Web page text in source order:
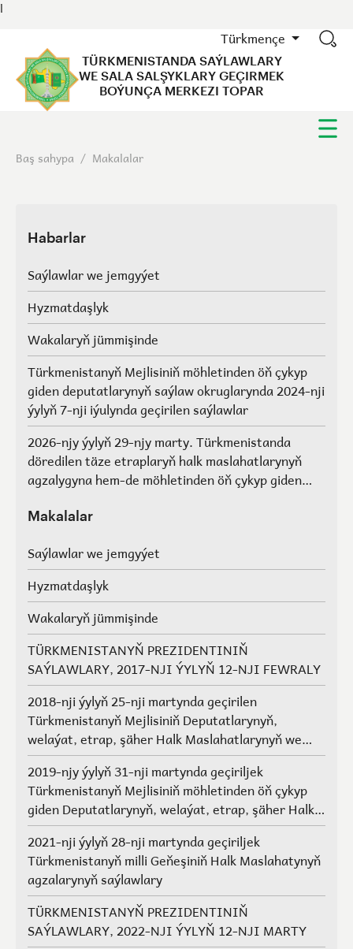
l
Türkmençe
TÜRKMENISTANDA SAÝLAWLARY
WE SALA SALŞYKLARY GEÇIRMEK
BOÝUNÇA MERKEZI TOPAR
Baş sahypa / Makalalar
Habarlar
Saýlawlar we jemgyýet
Hyzmatdaşlyk
Wakalaryň jümmişinde
Türkmenistanyň Mejlisiniň möhletinden öň çykyp
giden deputatlarynyň saýlaw okruglarynda 2024-nji
ýylyň 7-nji iýulynda geçirilen saýlawlar
2026-njy ýylyň 29-njy marty. Türkmenistanda
döredilen täze etraplaryň halk maslahatlarynyň
agzalygyna hem-de möhletinden öň çykyp giden
maslahatlarynyň we Geňeşleriň agzalarynyň ýerine
Makalalar
Saýlawlar we jemgyýet
Hyzmatdaşlyk
Wakalaryň jümmişinde
TÜRKMENISTANYŇ PREZIDENTINIŇ
SAÝLAWLARY, 2017-NJI ÝYLYŇ 12-NJI FEWRALY
2018-nji ýylyň 25-nji martynda geçirilen
Türkmenistanyň Mejlisiniň Deputatlarynyň,
welaýat, etrap, şäher Halk Maslahatlarynyň we
Geňeşleriň agzalarynyň saýlawlary.
2019-njy ýylyň 31-nji martynda geçiriljek
Türkmenistanyň Mejlisiniň möhletinden öň çykyp
giden Deputatlarynyň, welaýat, etrap, şäher Halk
Maslahatlarynyň we Geňeşleriň agzalarynyň ýerine
saýlawlar
2021-nji ýylyň 28-nji martynda geçiriljek
Türkmenistanyň milli Geňeşiniň Halk Maslahatynyň
agzalarynyň saýlawlary
TÜRKMENISTANYŇ PREZIDENTINIŇ
SAÝLAWLARY, 2022-NJI ÝYLYŇ 12-NJI MARTY